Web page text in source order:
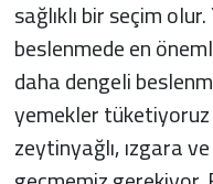
sağlıklı bir seçim
beslenmede en
daha dengeli
yemekler tüketiyoruz
zeytinyağlı, ızgara